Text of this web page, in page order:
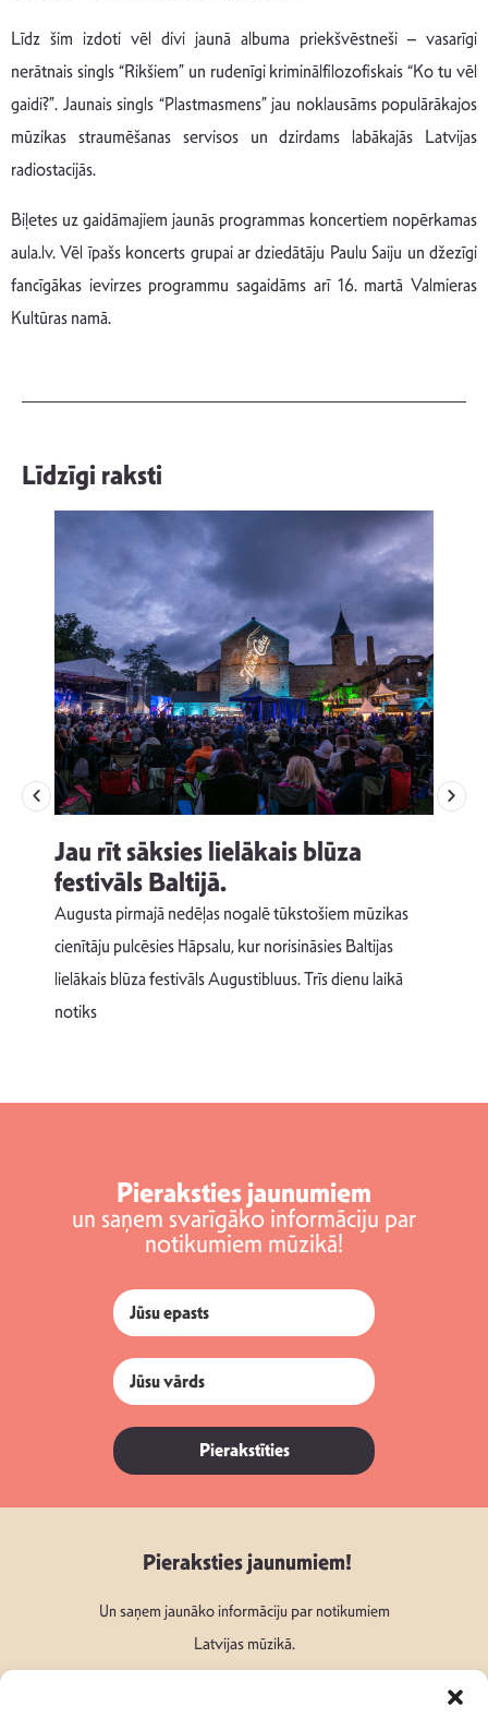
Līdz šim izdoti vēl divi jaunā albuma priekšvēstneši – vasarīgi
nerātnais singls “Rikšiem” un rudenīgi kriminālfilozofiskais “Ko tu vēl
gaidi?”. Jaunais singls “Plastmasmens” jau noklausāms populārākajos
mūzikas straumēšanas servisos un dzirdams labākajās Latvijas
radiostacijās.
Biļetes uz gaidāmajiem jaunās programmas koncertiem nopērkamas
aula.lv. Vēl īpašs koncerts grupai ar dziedātāju Paulu Saiju un džezīgi
fancīgākas ievirzes programmu sagaidāms arī 16. martā Valmieras
Kultūras namā.
Līdzīgi raksti
Jau rīt sāksies lielākais blūza
festivāls Baltijā.
Augusta pirmajā nedēļas nogalē tūkstošiem mūzikas
cienītāju pulcēsies Hāpsalu, kur norisināsies Baltijas
lielākais blūza festivāls Augustibluus. Trīs dienu laikā
notiks
Pieraksties jaunumiem
un saņem svarīgāko informāciju par
notikumiem mūzikā!
Pierakstīties
Pieraksties jaunumiem!
Un saņem jaunāko informāciju par notikumiem
Latvijas mūzikā.